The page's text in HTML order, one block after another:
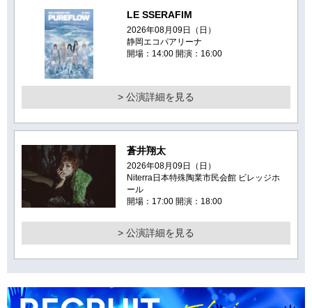
LE SSERAFIM
2026年08月09日（日）
静岡エコパアリーナ
開場：14:00 開演：16:00
> 公演詳細を見る
蒼井翔太
2026年08月09日（日）
Niterra日本特殊陶業市民会館 ビレッジホ
ール
開場：17:00 開演：18:00
> 公演詳細を見る